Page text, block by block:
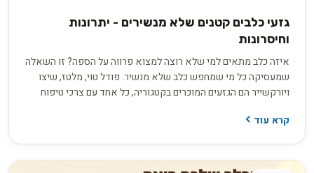
גזעי כלבים קטנים שלא מנשירים - יתרונות
וחיסרונות
איזה כלב מתאים למי שלא רוצה למצוא פרווה על הספה? זו השאלה
שמעסיקה כל מי שמחפש כלב שלא מנשיר. פודל טוי, מלטז, שיצו
ויורקשייר הם הגזעים המוכרים בקטגוריה, כל אחד עם צרכי טיפוח
קרא עוד